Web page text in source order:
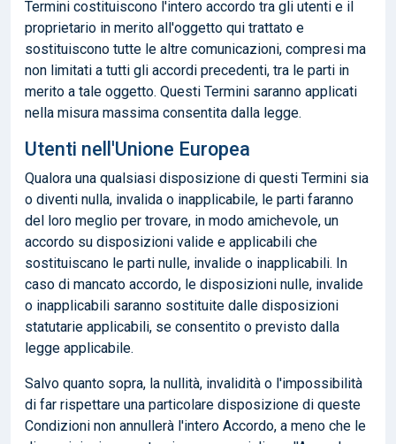
Termini costituiscono l'intero accordo tra gli utenti e il
proprietario in merito all'oggetto qui trattato e
sostituiscono tutte le altre comunicazioni, compresi ma
non limitati a tutti gli accordi precedenti, tra le parti in
merito a tale oggetto. Questi Termini saranno applicati
nella misura massima consentita dalla legge.
Utenti nell'Unione Europea
Qualora una qualsiasi disposizione di questi Termini sia
o diventi nulla, invalida o inapplicabile, le parti faranno
del loro meglio per trovare, in modo amichevole, un
accordo su disposizioni valide e applicabili che
sostituiscano le parti nulle, invalide o inapplicabili. In
caso di mancato accordo, le disposizioni nulle, invalide
o inapplicabili saranno sostituite dalle disposizioni
statutarie applicabili, se consentito o previsto dalla
legge applicabile.
Salvo quanto sopra, la nullità, invalidità o l'impossibilità
di far rispettare una particolare disposizione di queste
Condizioni non annullerà l'intero Accordo, a meno che le